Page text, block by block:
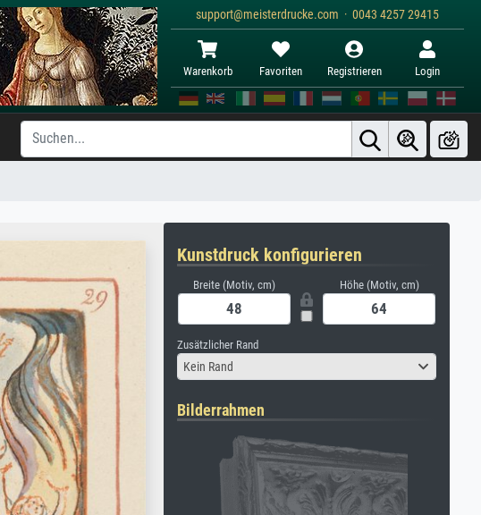
support@meisterdrucke.com · 0043 4257 29415
Warenkorb Favoriten Registrieren Login
Kunstdruck konfigurieren
Breite (Motiv, cm) Höhe (Motiv, cm)
Zusätzlicher Rand
Kein Rand
Bilderrahmen